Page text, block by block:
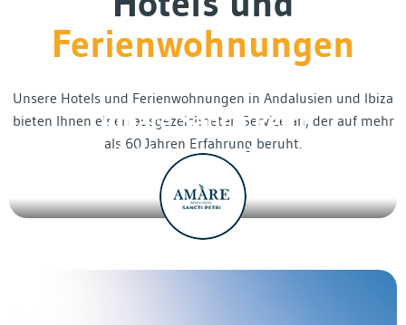
Ferienwohnungen
Unsere Hotels und Ferienwohnungen in Andalusien und Ibiza
bieten Ihnen einen ausgezeichneten Service an, der auf mehr
als 60 Jahren Erfahrung beruht.
Amàre Sancti Petri
Hotel nur für erwachsene